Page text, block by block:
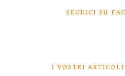
SEGUICI SU
I VOSTRI